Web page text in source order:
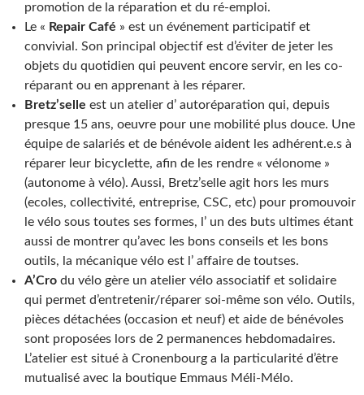
promotion de la réparation et du ré-emploi.
Le « Repair Café » est un événement participatif et
convivial. Son principal objectif est d’éviter de jeter les
objets du quotidien qui peuvent encore servir, en les co-
réparant ou en apprenant à les réparer.
Bretz’selle est un atelier d’ autoréparation qui, depuis
presque 15 ans, oeuvre pour une mobilité plus douce. Une
équipe de salariés et de bénévole aident les adhérent.e.s à
réparer leur bicyclette, afin de les rendre « vélonome »
(autonome à vélo). Aussi, Bretz’selle agit hors les murs
(ecoles, collectivité, entreprise, CSC, etc) pour promouvoir
le vélo sous toutes ses formes, l’ un des buts ultimes étant
aussi de montrer qu’avec les bons conseils et les bons
outils, la mécanique vélo est l’ affaire de toutses.
A’Cro du vélo gère un atelier vélo associatif et solidaire
qui permet d’entretenir/réparer soi-même son vélo. Outils,
pièces détachées (occasion et neuf) et aide de bénévoles
sont proposées lors de 2 permanences hebdomadaires.
L’atelier est situé à Cronenbourg a la particularité d’être
mutualisé avec la boutique Emmaus Méli-Mélo.